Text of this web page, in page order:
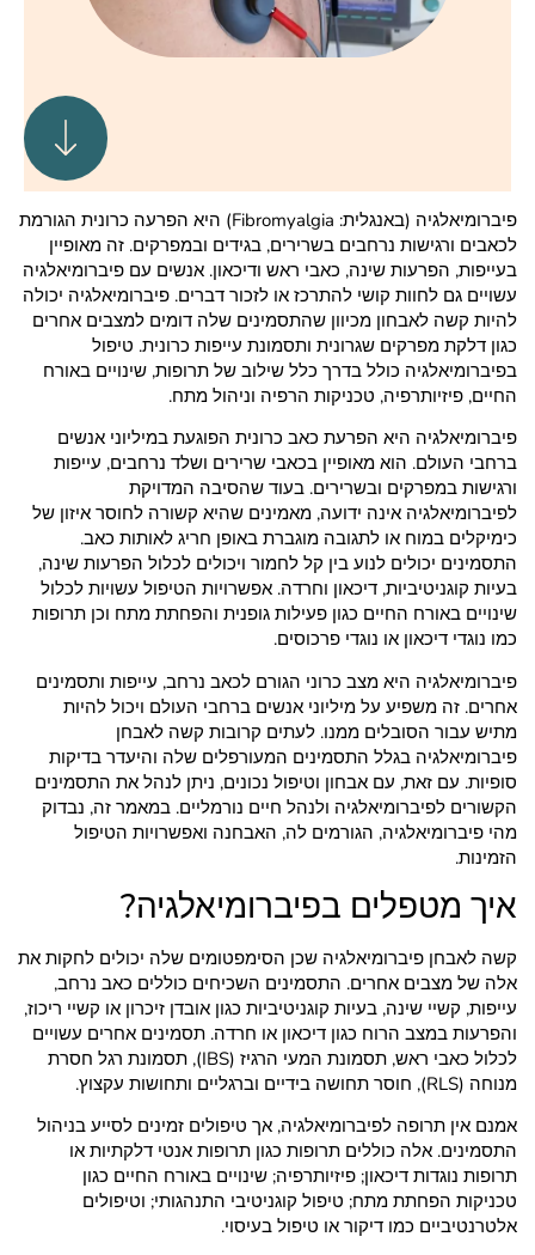
פיברומיאלגיה (באנגלית: Fibromyalgia) היא הפרעה כרונית הגורמת
לכאבים ורגישות נרחבים בשרירים, בגידים ובמפרקים. זה מאופיין
בעייפות, הפרעות שינה, כאבי ראש ודיכאון. אנשים עם פיברומיאלגיה
עשויים גם לחוות קושי להתרכז או לזכור דברים. פיברומיאלגיה יכולה
להיות קשה לאבחון מכיוון שהתסמינים שלה דומים למצבים אחרים
כגון דלקת מפרקים שגרונית ותסמונת עייפות כרונית. טיפול
בפיברומיאלגיה כולל בדרך כלל שילוב של תרופות, שינויים באורח
החיים, פיזיותרפיה, טכניקות הרפיה וניהול מתח.
פיברומיאלגיה היא הפרעת כאב כרונית הפוגעת במיליוני אנשים
ברחבי העולם. הוא מאופיין בכאבי שרירים ושלד נרחבים, עייפות
ורגישות במפרקים ובשרירים. בעוד שהסיבה המדויקת
לפיברומיאלגיה אינה ידועה, מאמינים שהיא קשורה לחוסר איזון של
כימיקלים במוח או לתגובה מוגברת באופן חריג לאותות כאב.
התסמינים יכולים לנוע בין קל לחמור ויכולים לכלול הפרעות שינה,
בעיות קוגניטיביות, דיכאון וחרדה. אפשרויות הטיפול עשויות לכלול
שינויים באורח החיים כגון פעילות גופנית והפחתת מתח וכן תרופות
כמו נוגדי דיכאון או נוגדי פרכוסים.
פיברומיאלגיה היא מצב כרוני הגורם לכאב נרחב, עייפות ותסמינים
אחרים. זה משפיע על מיליוני אנשים ברחבי העולם ויכול להיות
מתיש עבור הסובלים ממנו. לעתים קרובות קשה לאבחן
פיברומיאלגיה בגלל התסמינים המעורפלים שלה והיעדר בדיקות
סופיות. עם זאת, עם אבחון וטיפול נכונים, ניתן לנהל את התסמינים
הקשורים לפיברומיאלגיה ולנהל חיים נורמליים. במאמר זה, נבדוק
מהי פיברומיאלגיה, הגורמים לה, האבחנה ואפשרויות הטיפול
הזמינות.
איך מטפלים בפיברומיאלגיה?
קשה לאבחן פיברומיאלגיה שכן הסימפטומים שלה יכולים לחקות את
אלה של מצבים אחרים. התסמינים השכיחים כוללים כאב נרחב,
עייפות, קשיי שינה, בעיות קוגניטיביות כגון אובדן זיכרון או קשיי ריכוז,
והפרעות במצב הרוח כגון דיכאון או חרדה. תסמינים אחרים עשויים
לכלול כאבי ראש, תסמונת המעי הרגיז (IBS), תסמונת רגל חסרת
מנוחה (RLS), חוסר תחושה בידיים וברגליים ותחושות עקצוץ.
אמנם אין תרופה לפיברומיאלגיה, אך טיפולים זמינים לסייע בניהול
התסמינים. אלה כוללים תרופות כגון תרופות אנטי דלקתיות או
תרופות נוגדות דיכאון; פיזיותרפיה; שינויים באורח החיים כגון
טכניקות הפחתת מתח; טיפול קוגניטיבי התנהגותי; וטיפולים
אלטרנטיביים כמו דיקור או טיפול בעיסוי.